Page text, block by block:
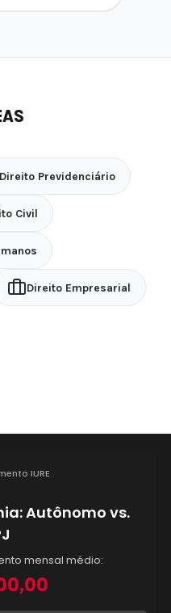
Direito Previdenciário
Civil
Direito Empresarial